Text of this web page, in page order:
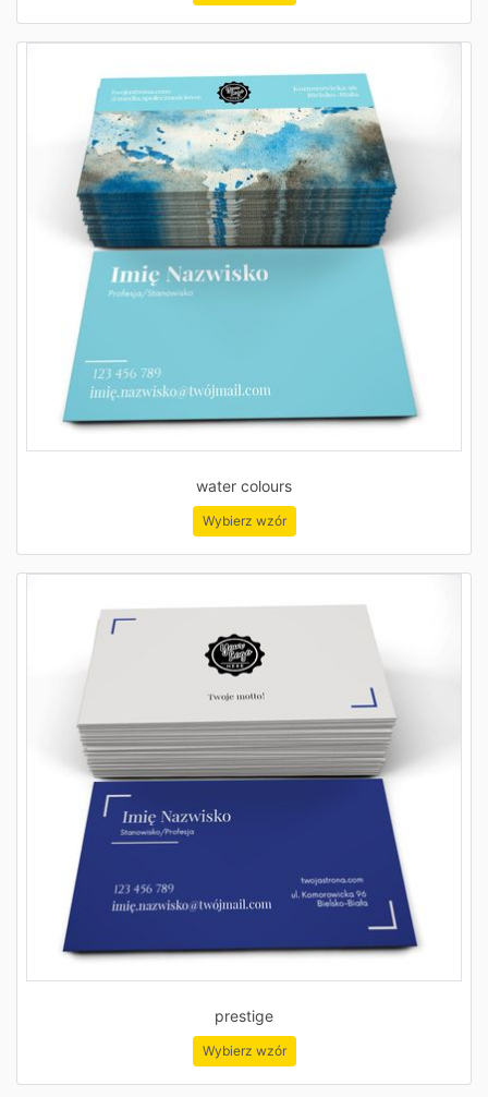
water colours
Wybierz wzór
prestige
Wybierz wzór